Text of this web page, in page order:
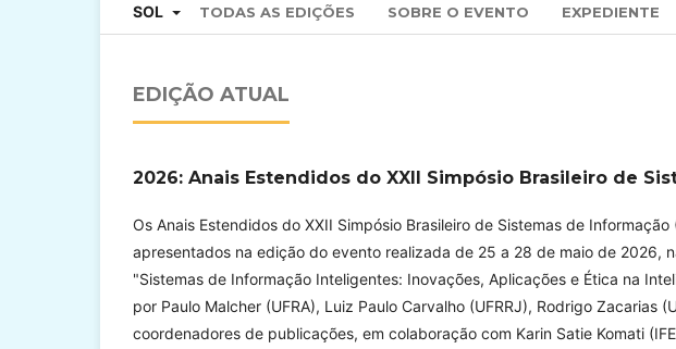
SOL TODAS AS EDIÇÕES SOBRE O EVENTO EXPEDIENTE
EDIÇÃO ATUAL
2026: Anais Estendidos do XXII Simpósio Brasileiro de
Os Anais Estendidos do XXII Simpósio Brasileiro de Sistemas de
apresentados na edição do evento realizada de 25 a 28 de maio de 2026,
"Sistemas de Informação Inteligentes: Inovações, Aplicações e Ética na
por Paulo Malcher (UFRA), Luiz Paulo Carvalho (UFRRJ), Rodrigo Zacarias
coordenadores de publicações, em colaboração com Karin Satie Komati